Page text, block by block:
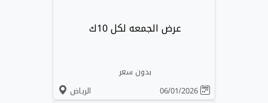
عرض الجمعه لكل 10ك
بدون سعر
الرياض